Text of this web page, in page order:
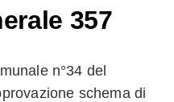
357
n°34 del
schema di